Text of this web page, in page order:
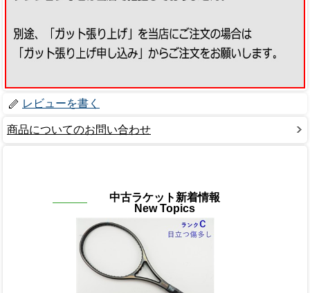
レビューを書く
商品についてのお問い合わせ
中古ラケット新着情報
New Topics